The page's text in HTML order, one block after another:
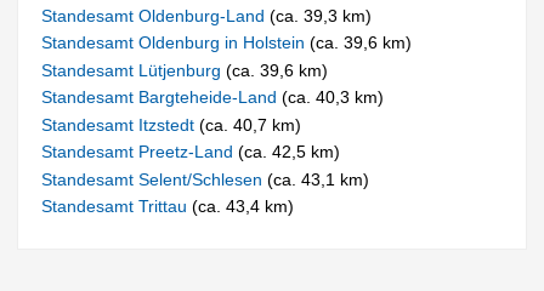
Standesamt Oldenburg-Land(ca. 39,3 km)
Standesamt Oldenburg in Holstein(ca. 39,6 km)
Standesamt Lütjenburg(ca. 39,6 km)
Standesamt Bargteheide-Land(ca. 40,3 km)
Standesamt Itzstedt(ca. 40,7 km)
Standesamt Preetz-Land(ca. 42,5 km)
Standesamt Selent/Schlesen(ca. 43,1 km)
Standesamt Trittau(ca. 43,4 km)